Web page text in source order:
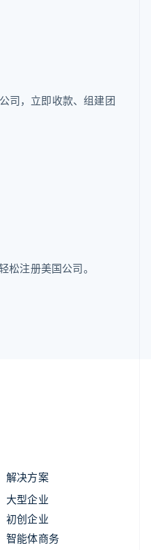
司，立即收款、组建团
注册美国公司。
解决方案
大型企业
初创企业
智能体商务